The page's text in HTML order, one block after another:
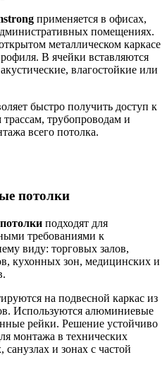
применяется в офисах,
помещениях.
металлическом каркасе
В ячейки вставляются
влагостойкие или
быстро получить доступ к
трубопроводам и
всего потолка.
потолки
подходят для
требованиями к
виду: торговых залов,
кухонных зон, медицинских и
на подвесной каркас из
Используются алюминиевые
рейки. Решение устойчиво
монтажа в технических
и зонах с частой